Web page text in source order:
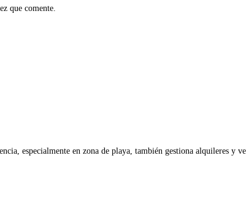
que comente.
especialmente en zona de playa, también gestiona alquileres y